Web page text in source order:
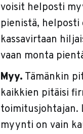
voisit helposti
pienistä,
kassavirtaan
vaan monta
Myy. Tämänkin
kaikkien pitäisi
toimitusjohtajan.
myynti on vain